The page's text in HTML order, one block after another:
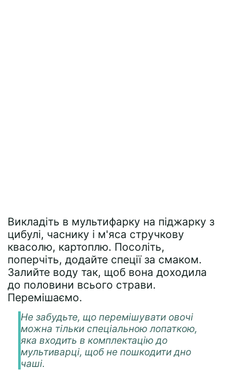
Викладіть в мультифарку на піджарку з
цибулі, часнику і м'яса стручкову
квасолю, картоплю. Посоліть,
поперчіть, додайте спеції за смаком.
Залийте воду так, щоб вона доходила
до половини всього страви.
Перемішаємо.
Не забудьте, що перемішувати овочі
можна тільки спеціальною лопаткою,
яка входить в комплектацію до
мультиварці, щоб не пошкодити дно
чаші.